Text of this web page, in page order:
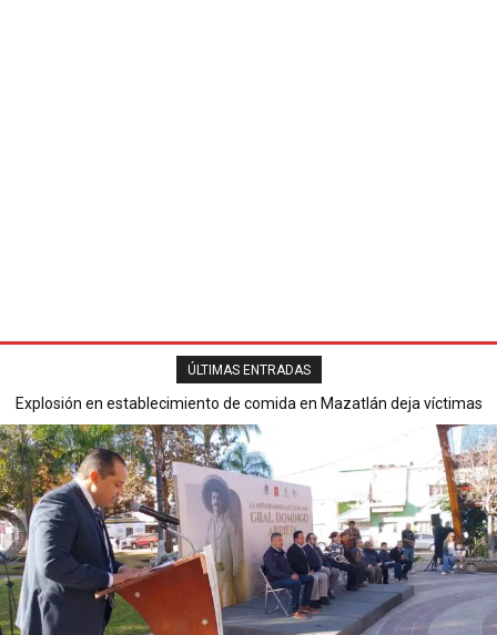
ÚLTIMAS ENTRADAS
Explosión en establecimiento de comida en Mazatlán deja víctimas
mortales y varios heridos.